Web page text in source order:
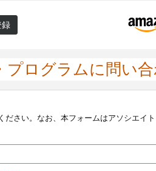
録
プログラムに問い
ださい。なお、本フォームはアソシエイ